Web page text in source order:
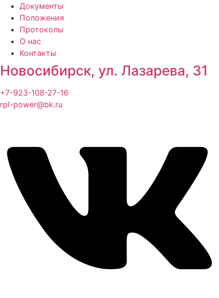
Документы
Положения
Протоколы
О нас
Контакты
Новосибирск, ул. Лазарева, 31
+7-923-108-27-16
rpl-power@bk.ru